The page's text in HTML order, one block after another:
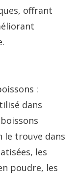
offrant
:
dans
le trouve dans
les
poudre, les